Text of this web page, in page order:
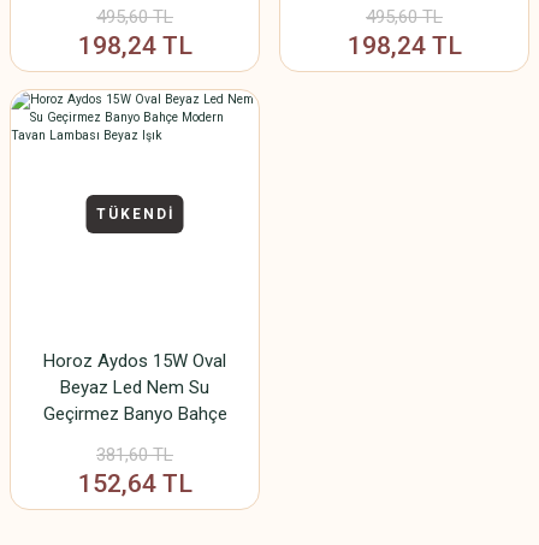
Beyaz Işık
495,60 TL
198,24 TL
Beyaz Işık 6500K
495,60 TL
198,24 TL
TÜKENDİ
Horoz Aydos 15W Oval
Beyaz Led Nem Su
Geçirmez Banyo Bahçe
Beyaz Işık
381,60 TL
152,64 TL